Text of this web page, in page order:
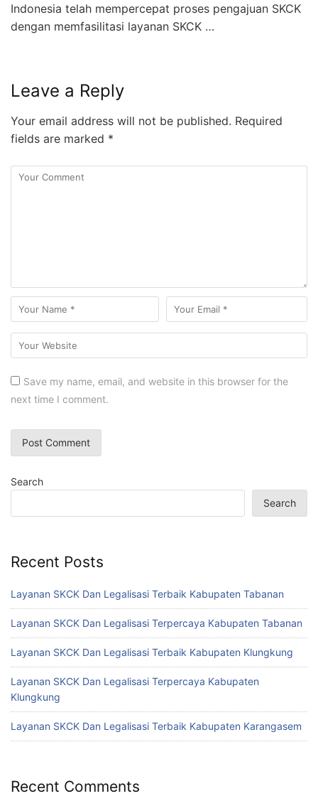
Indonesia telah mempercepat proses pengajuan SKCK
dengan memfasilitasi layanan SKCK …
Leave a Reply
Your email address will not be published. Required
fields are marked *
Save my name, email, and website in this browser for the
next time I comment.
Search
Search
Recent Posts
Layanan SKCK Dan Legalisasi Terbaik Kabupaten Tabanan
Layanan SKCK Dan Legalisasi Terpercaya Kabupaten Tabanan
Layanan SKCK Dan Legalisasi Terbaik Kabupaten Klungkung
Layanan SKCK Dan Legalisasi Terpercaya Kabupaten
Klungkung
Layanan SKCK Dan Legalisasi Terbaik Kabupaten Karangasem
Recent Comments